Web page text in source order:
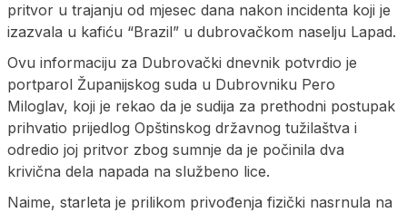
pritvor u trajanju od mjesec dana nakon incidenta koji je
izazvala u kafiću “Brazil” u dubrovačkom naselju Lapad.
Ovu informaciju za Dubrovački dnevnik potvrdio je
portparol Županijskog suda u Dubrovniku Pero
Miloglav, koji je rekao da je sudija za prethodni postupak
prihvatio prijedlog Opštinskog državnog tužilaštva i
odredio joj pritvor zbog sumnje da je počinila dva
krivična dela napada na službeno lice.
Naime, starleta je prilikom privođenja fizički nasrnula na